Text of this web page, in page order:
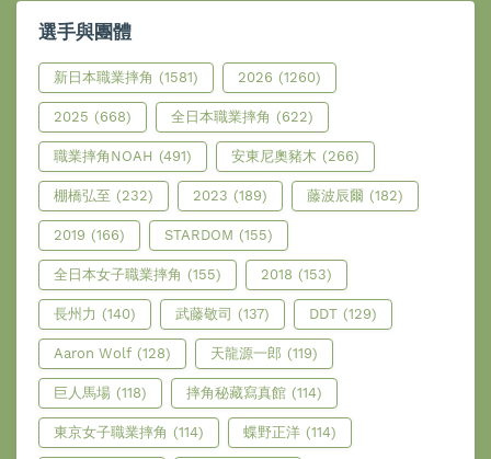
選手與團體
新日本職業摔角 (1581) 2026 (1260)
2025 (668) 全日本職業摔角 (622)
職業摔角NOAH (491) 安東尼奧豬木 (266)
棚橋弘至 (232) 2023 (189) 藤波辰爾 (182)
2019 (166) STARDOM (155)
全日本女子職業摔角 (155) 2018 (153)
長州力 (140) 武藤敬司 (137) DDT (129)
Aaron Wolf (128) 天龍源一郎 (119)
巨人馬場 (118) 摔角秘藏寫真館 (114)
東京女子職業摔角 (114) 蝶野正洋 (114)